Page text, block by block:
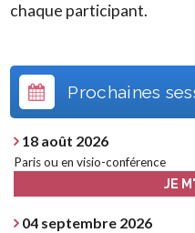
chaque participant.
Prochaines
18 août 2026
Paris ou en visio-conférence
JE
04 septembre 2026